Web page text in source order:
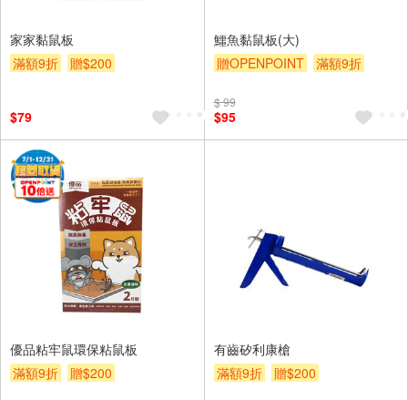
家家黏鼠板
滿額9折
贈$200
$79
鱷魚黏鼠板(大)
贈OPENPOINT
滿額9折
$ 99
$95
優品粘牢鼠環保粘鼠板
滿額9折
贈$200
有齒矽利康槍
滿額9折
贈$200